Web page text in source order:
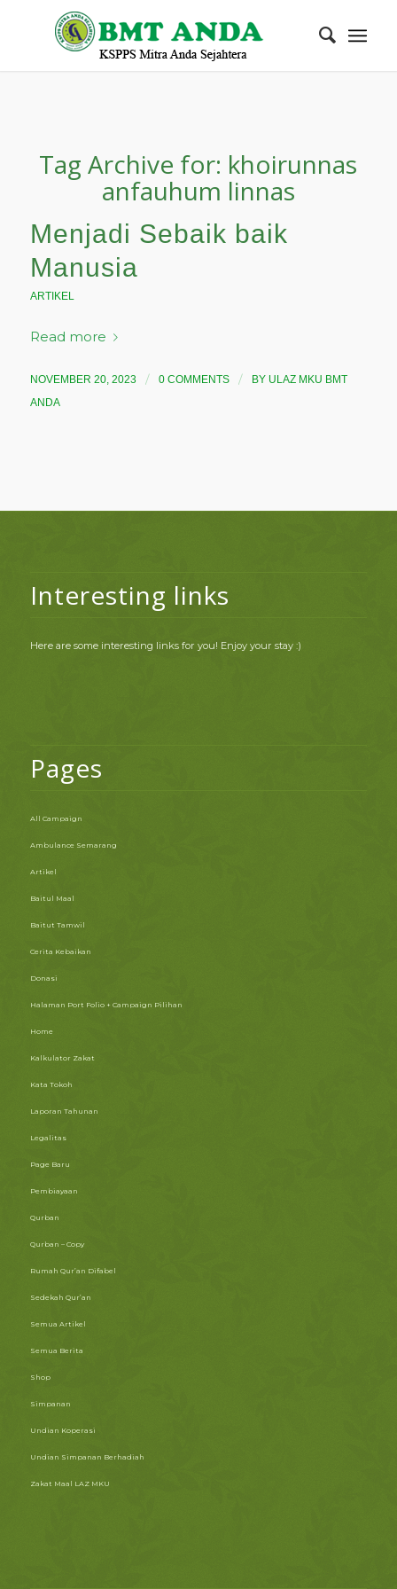
Tag Archive for: khoirunnas
anfauhum linnas
Menjadi Sebaik baik
Manusia
ARTIKEL
Read more
NOVEMBER 20, 2023 / 0 COMMENTS / BY ULAZ MKU BMT
ANDA
Interesting links
Here are some interesting links for you! Enjoy your stay :)
Pages
All Campaign
Ambulance Semarang
Artikel
Baitul Maal
Baitut Tamwil
Cerita Kebaikan
Donasi
Halaman Port Folio + Campaign Pilihan
Home
Kalkulator Zakat
Kata Tokoh
Laporan Tahunan
Legalitas
Page Baru
Pembiayaan
Qurban
Qurban – Copy
Rumah Qur’an Difabel
Sedekah Qur’an
Semua Artikel
Semua Berita
Shop
Simpanan
Undian Koperasi
Undian Simpanan Berhadiah
Zakat Maal LAZ MKU